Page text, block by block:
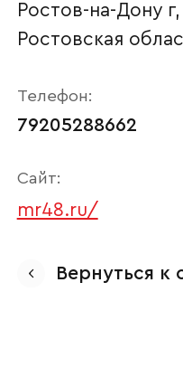
Ростов-на-Дону
Ростовская
Телефон:
79205288662
Сайт:
mr48.ru/
Вернуться к
Ваше имя